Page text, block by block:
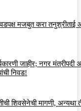
मजबुत करा तनुश्रीताई
जाहीर; नगर मंत्रीपदी
निवड!
शिवसेनेची मागणी, अन्यथा